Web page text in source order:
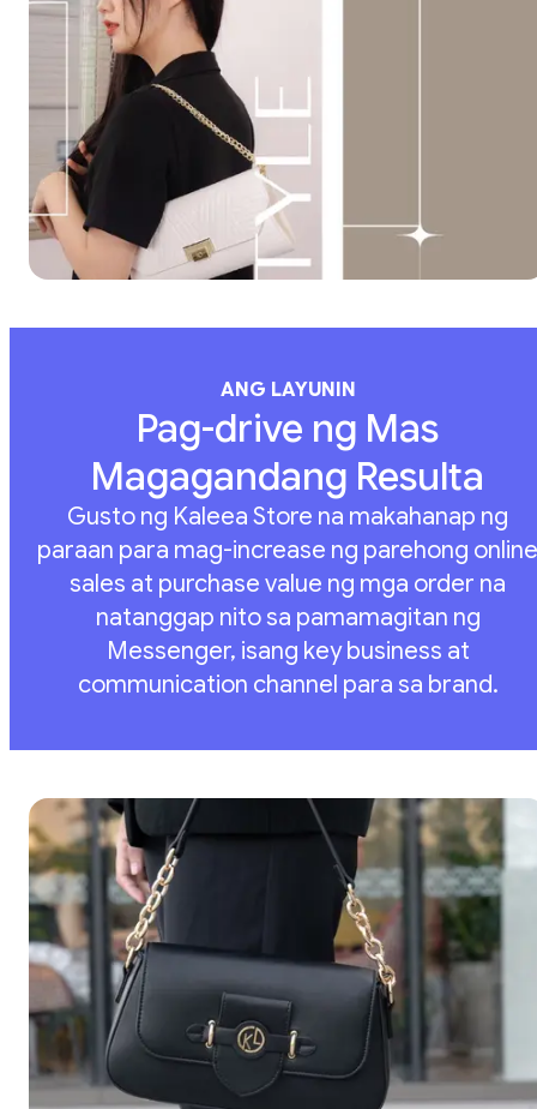
ANG LAYUNIN
Pag-drive ng Mas
Magagandang Resulta
Gusto ng Kaleea Store na makahanap ng
paraan para mag-increase ng parehong online
sales at purchase value ng mga order na
natanggap nito sa pamamagitan ng
Messenger, isang key business at
communication channel para sa brand.